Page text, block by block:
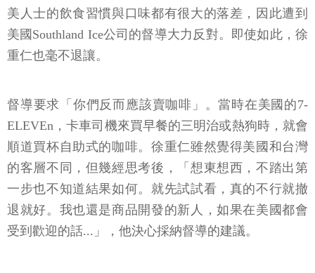
美人士的飲食習慣與口味都有很大的落差，因此遭到
美國Southland Ice公司的督導大力反對。即使如此，徐
重仁也毫不退讓。
督導要求「你們反而應該賣咖啡」。當時在美國的7-
ELEVEn，卡車司機來買早餐的三明治或熱狗時，就會
順道買杯自助式的咖啡。徐重仁雖然覺得美國和台灣
的客層不同，但幾經思考後，「想東想西，不踏出第
一步也不知道結果如何。就先試試看，真的不行就撤
退就好。我也還是商品開發的新人，如果在美國都會
受到歡迎的話...」，他決心採納督導的建議。